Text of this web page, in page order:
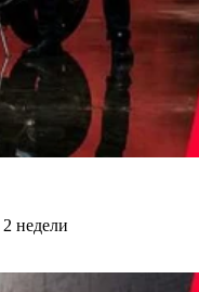
недели